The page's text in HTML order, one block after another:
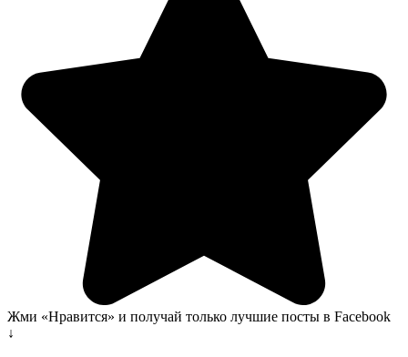
Жми «Нравится» и получай только лучшие посты в Facebook
↓